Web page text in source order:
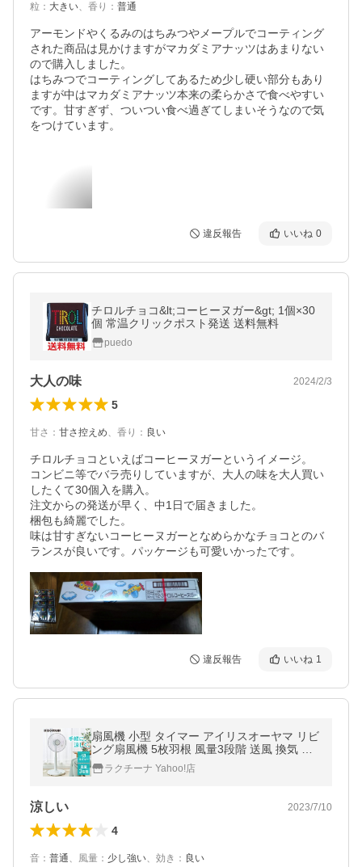
粒 ： 大きい、 香り ： 普通
アーモンドやくるみのはちみつやメープルでコーティング
された商品は見かけますがマカダミアナッツはあまりない
ので購入しました。
はちみつでコーティングしてあるため少し硬い部分もあり
ますが中はマカダミアナッツ本来の柔らかさで食べやすい
です。甘すぎず、ついつい食べ過ぎてしまいそうなので気
をつけています。
違反報告 いいね 0
チロルチョコ&lt;コーヒーヌガー&gt; 1個×30
個 常温クリックポスト発送 送料無料
puedo
大人の味 2024/2/3
5
甘さ ： 甘さ控えめ、 香り ： 良い
チロルチョコといえばコーヒーヌガーというイメージ。
コンビニ等でバラ売りしていますが、大人の味を大人買い
したくて30個入を購入。
注文からの発送が早く、中1日で届きました。
梱包も綺麗でした。
味は甘すぎないコーヒーヌガーとなめらかなチョコとのバ
違反報告 いいね 1
扇風機 小型 タイマー アイリスオーヤマ リビ
ング扇風機 5枚羽根 風量3段階 送風 換気 静
音 PF-301RA-W
ラクチーナ Yahoo!店
涼しい 2023/7/10
4
音 ： 普通、 風量 ： 少し強い、 効き ： 良い